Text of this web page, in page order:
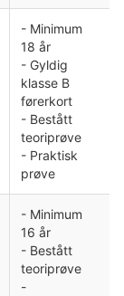
- Minimum
18 år
- Gyldig
klasse B
førerkort
- Bestått
teoriprøve
- Praktisk
prøve
- Minimum
16 år
- Bestått
teoriprøve
-